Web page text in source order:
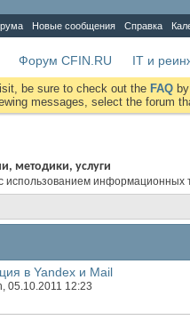
Новые сообщения Справка
Форум CFIN.RU IT и
be sure to check out the FAQ
messages, select the forum
методики, услуги
использованием информационных
в Yandex и Mail
, 05.10.2011 12:23